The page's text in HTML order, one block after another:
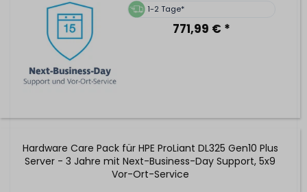
1-2 Tage*
771,99 € *
Hardware Care Pack für HPE ProLiant DL325 Gen10 Plus
Server - 3 Jahre mit Next-Business-Day Support, 5x9
Vor-Ort-Service